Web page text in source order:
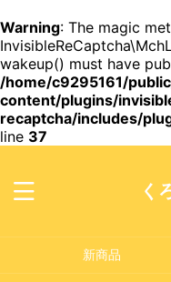
Warning: The magic
wakeup() must have
/home/c9295161/
content/plugins/
recaptcha/includes/
line 37
く
新商品